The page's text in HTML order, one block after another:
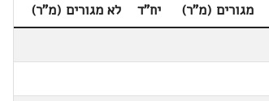
מגורים (מ"ר) יח"ד
לא מגורים (מ"ר)